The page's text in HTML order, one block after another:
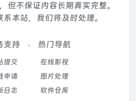
但不保证内容长期真实完整。
本站，我们将及时处理。
支持
提交
申请
日志
热门导航
在线影视
图片处理
软件仓库